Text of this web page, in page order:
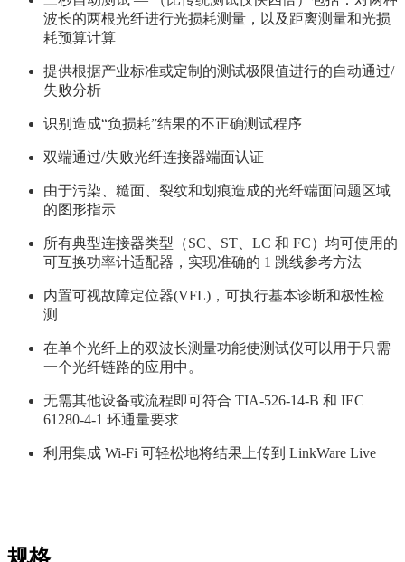
波长的两根光纤进行光损耗测量，以及距离测量和光损
耗预算计算
提供根据产业标准或定制的测试极限值进行的自动通过/
失败分析
识别造成“负损耗”结果的不正确测试程序
双端通过/失败光纤连接器端面认证
由于污染、糙面、裂纹和划痕造成的光纤端面问题区域
的图形指示
所有典型连接器类型（SC、ST、LC 和 FC）均可使用的
可互换功率计适配器，实现准确的 1 跳线参考方法
内置可视故障定位器(VFL)，可执行基本诊断和极性检
测
在单个光纤上的双波长测量功能使测试仪可以用于只需
一个光纤链路的应用中。
无需其他设备或流程即可符合 TIA-526-14-B 和 IEC
61280-4-1 环通量要求
利用集成 Wi-Fi 可轻松地将结果上传到 LinkWare Live
规格